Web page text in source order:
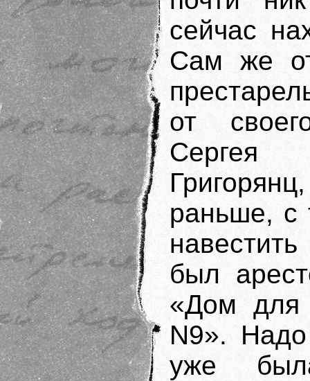
сейчас
Сам же
от
Сергея
раньше, с
был
«Дом для
N9».
уже